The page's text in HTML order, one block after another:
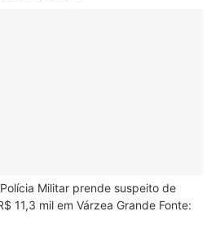
Militar prende suspeito de
11,3 mil em Várzea Grande Fonte: